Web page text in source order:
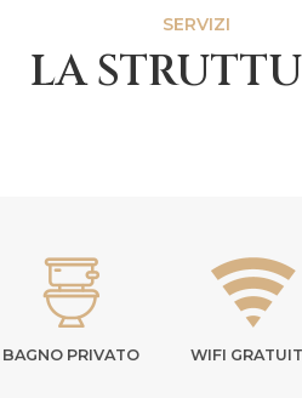
SERVIZI
LA
BAGNO PRIVATO WIFI